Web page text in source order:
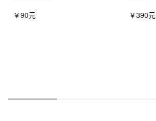
￥90元 ￥390元